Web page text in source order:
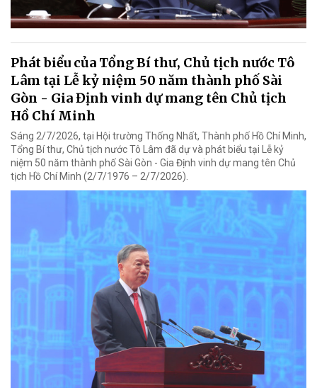
Phát biểu của Tổng Bí thư, Chủ tịch nước Tô
Lâm tại Lễ kỷ niệm 50 năm thành phố Sài
Gòn - Gia Định vinh dự mang tên Chủ tịch
Hồ Chí Minh
Sáng 2/7/2026, tại Hội trường Thống Nhất, Thành phố Hồ Chí Minh,
Tổng Bí thư, Chủ tịch nước Tô Lâm đã dự và phát biểu tại Lễ kỷ
niệm 50 năm thành phố Sài Gòn - Gia Định vinh dự mang tên Chủ
tịch Hồ Chí Minh (2/7/1976 – 2/7/2026).